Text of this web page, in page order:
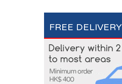
FREE DELIVERY